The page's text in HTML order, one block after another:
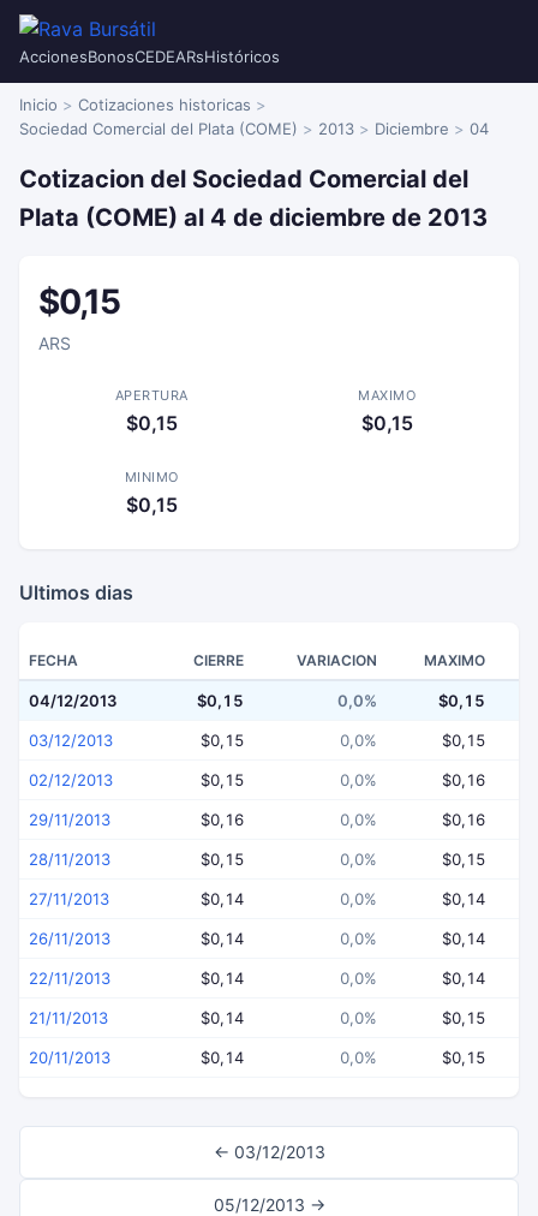
AccionesBonosCEDEARsHistóricos
Inicio
Cotizaciones historicas
Sociedad Comercial del Plata (COME)
2013 Diciembre 04
Cotizacion del Sociedad Comercial del
Plata (COME) al 4 de diciembre de 2013
$0,15
ARS
APERTURA
$0,15
MAXIMO
$0,15
MINIMO
$0,15
Ultimos dias
FECHA CIERRE VARIACION MAXIMO
04/12/2013 $0,15 0,0% $0,15
03/12/2013 $0,15 0,0% $0,15
02/12/2013 $0,15 0,0% $0,16
29/11/2013 $0,16 0,0% $0,16
28/11/2013 $0,15 0,0% $0,15
27/11/2013 $0,14 0,0% $0,14
26/11/2013 $0,14 0,0% $0,14
22/11/2013 $0,14 0,0% $0,14
21/11/2013 $0,14 0,0% $0,15
20/11/2013 $0,14 0,0% $0,15
← 03/12/2013
05/12/2013 →